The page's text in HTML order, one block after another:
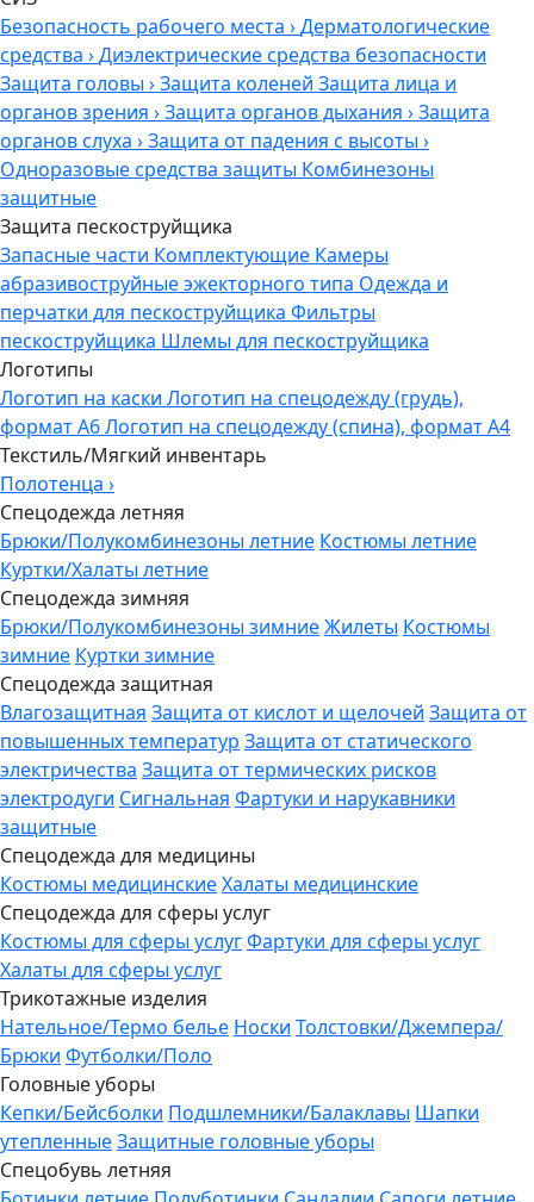
Безопасность рабочего места ›Дерматологические
средства ›Диэлектрические средства безопасности
Защита головы ›Защита коленей Защита лица и
органов зрения ›Защита органов дыхания ›Защита
органов слуха ›Защита от падения с высоты ›
Одноразовые средства защиты Комбинезоны
защитные
Защита пескоструйщика
Запасные части Комплектующие Камеры
абразивоструйные эжекторного типа Одежда и
перчатки для пескоструйщика Фильтры
пескоструйщика Шлемы для пескоструйщика
Логотипы
Логотип на каски Логотип на спецодежду (грудь),
формат А6Логотип на спецодежду (спина), формат А4
Текстиль/Мягкий инвентарь
Полотенца ›
Спецодежда летняя
Брюки/Полукомбинезоны летние Костюмы летние
Куртки/Халаты летние
Спецодежда зимняя
Брюки/Полукомбинезоны зимниеЖилеты Костюмы
зимние Куртки зимние
Спецодежда защитная
Влагозащитная Защита от кислот и щелочей Защита от
повышенных температур Защита от статического
электричества Защита от термических рисков
электродуги Сигнальная Фартуки и нарукавники
защитные
Спецодежда для медицины
Костюмы медицинскиеХалаты медицинские
Спецодежда для сферы услуг
Костюмы для сферы услугФартуки для сферы услуг
Халаты для сферы услуг
Трикотажные изделия
Нательное/Термо белье Носки Толстовки/Джемпера/
Брюки Футболки/Поло
Головные уборы
Кепки/Бейсболки Подшлемники/Балаклавы Шапки
утепленныеЗащитные головные уборы
Спецобувь летняя